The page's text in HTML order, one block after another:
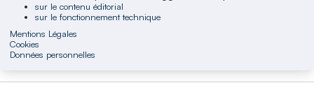
sur le contenu éditorial
sur le fonctionnement technique
Mentions Légales
Cookies
Données personnelles